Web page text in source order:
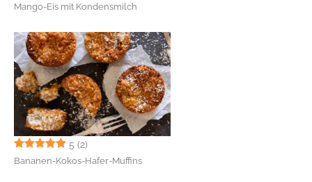
Mango-Eis mit Kondensmilch
5 (2)
Bananen-Kokos-Hafer-Muffins